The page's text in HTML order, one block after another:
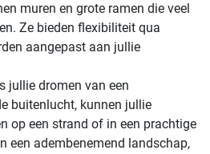
muren en grote ramen die veel
Ze bieden flexibiliteit qua
aangepast aan jullie
jullie dromen van een
buitenlucht, kunnen jullie
op een strand of in een prachtige
een adembenemend landschap,